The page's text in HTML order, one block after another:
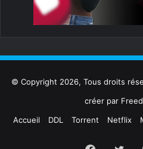
© Copyright 2026, Tous droits
créer par
Accueil
DDL Torrent Netflix